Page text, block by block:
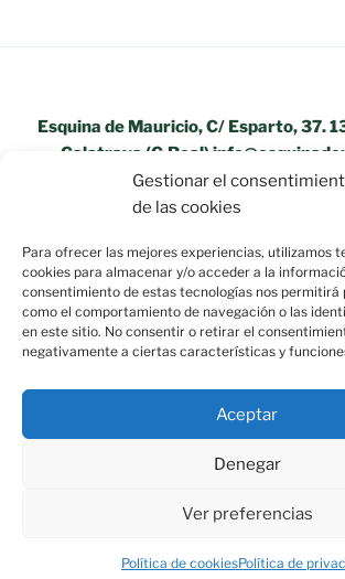
Gestionar el
de las cookies
Para ofrecer las mejores experiencias, utilizamos
cookies para almacenar y/o acceder a la
consentimiento de estas tecnologías nos permitirá
como el comportamiento de navegación o las
en este sitio. No consentir o retirar el
negativamente a ciertas características y
Aceptar
Denegar
Ver preferencias
Política de cookiesPolítica de
Esquina de Mauricio, C/ Esparto, 37.
Calatrava (C.Real)
«Aviso Legal»